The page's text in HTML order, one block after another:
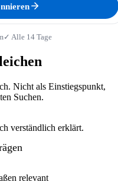
✓ Alle 14 Tage
Nicht als Einstiegspunkt,
Suchen.
verständlich erklärt.
relevant